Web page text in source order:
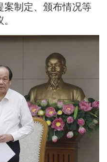
案制定、颁布情况等